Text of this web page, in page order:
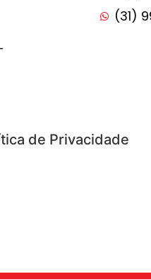
(31)
de Privacidade